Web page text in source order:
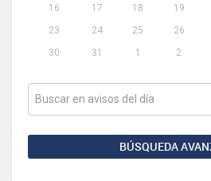
16
17 18 19
23
24 25 26
30
31 1 2
BÚSQUEDA